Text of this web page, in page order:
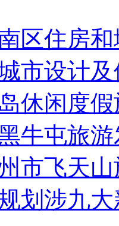
区住房
市设计
休闲度
牛屯旅
市飞天
划涉九